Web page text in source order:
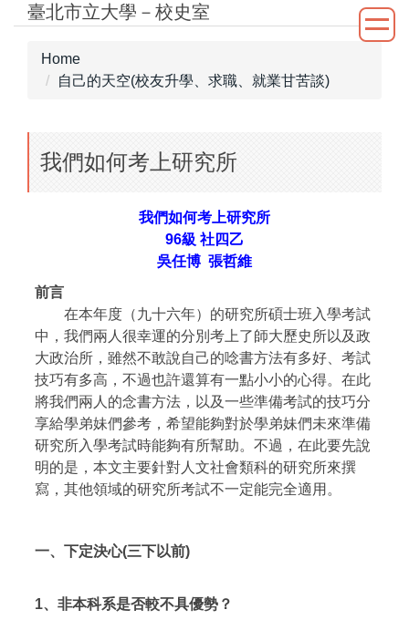
Jump
臺北市立大學－校史室
Home
自己的天空(校友升學、求職、就業甘苦談)
我們如何考上研究所
我們如何考上研究所
96級 社四乙
吳任博 張哲維
前言
在本年度（九十六年）的研究所碩士班入學考試
中，我們兩人很幸運的分別考上了師大歷史所以及政
大政治所，雖然不敢說自己的唸書方法有多好、考試
技巧有多高，不過也許還算有一點小小的心得。在此
將我們兩人的念書方法，以及一些準備考試的技巧分
享給學弟妹們參考，希望能夠對於學弟妹們未來準備
研究所入學考試時能夠有所幫助。不過，在此要先說
明的是，本文主要針對人文社會類科的研究所來撰
寫，其他領域的研究所考試不一定能完全適用。
一、下定決心(三下以前)
1、 非本科系是否較不具優勢？